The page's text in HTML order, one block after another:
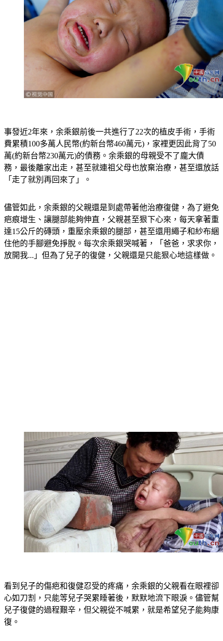
事發近2年來，余乘銀前後一共進行了22次的植皮手術，手術
費累積100多萬人民幣(約新台幣460萬元)，家裡更因此背了50
萬(約新台幣230萬元)的債務。 余乘銀的母親受不了龐大債
務，最後離家出走，甚至就連祖父母也放棄治療，甚至還放話
「走了就別再回來了」。
儘管如此，余乘銀的父親還是到處帶著他治療復健，為了避免
疤痕增生、讓腿部能夠伸直，父親甚至狠下心來，每天拿著重
達15公斤的磚頭，重壓余乘銀的腿部，甚至還用繩子和紗布綑
住他的手腳避免掙脫。 每次余乘銀哭喊著，「爸爸，求求你，
放開我...」但為了兒子的復健，父親還是只能狠心地這樣做。
看到兒子的傷疤和復健忍受的疼痛，余乘銀的父親看在眼裡卻
心如刀割，只能等兒子哭累睡著後，默默地流下眼淚。儘管幫
兒子復健的過程艱辛，但父親從不喊累，就是希望兒子能夠康
復。